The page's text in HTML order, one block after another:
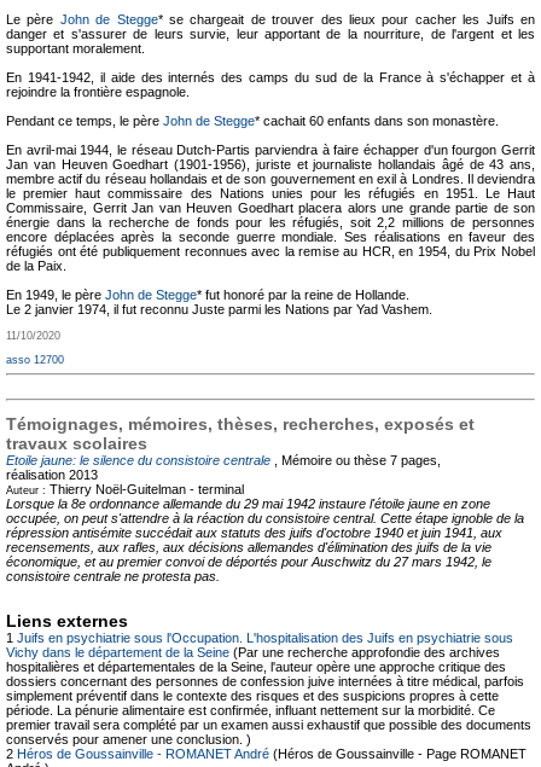
Le père John de Stegge* se chargeait de trouver des lieux pour cacher les Juifs en
danger et s'assurer de leurs survie, leur apportant de la nourriture, de l'argent et les
supportant moralement.
En 1941-1942, il aide des internés des camps du sud de la France à s'échapper et à
rejoindre la frontière espagnole.
Pendant ce temps, le père John de Stegge* cachait 60 enfants dans son monastère.
En avril-mai 1944, le réseau Dutch-Partis parviendra à faire échapper d'un fourgon Gerrit
Jan van Heuven Goedhart (1901-1956), juriste et journaliste hollandais âgé de 43 ans,
membre actif du réseau hollandais et de son gouvernement en exil à Londres. Il deviendra
le premier haut commissaire des Nations unies pour les réfugiés en 1951. Le Haut
Commissaire, Gerrit Jan van Heuven Goedhart placera alors une grande partie de son
énergie dans la recherche de fonds pour les réfugiés, soit 2,2 millions de personnes
encore déplacées après la seconde guerre mondiale. Ses réalisations en faveur des
réfugiés ont été publiquement reconnues avec la remise au HCR, en 1954, du Prix Nobel
de la Paix.
En 1949, le père John de Stegge* fut honoré par la reine de Hollande.
Le 2 janvier 1974, il fut reconnu Juste parmi les Nations par Yad Vashem.
11/10/2020
asso 12700
Témoignages, mémoires, thèses, recherches, exposés et
travaux scolaires
Etoile jaune: le silence du consistoire centrale , Mémoire ou thèse 7 pages,
réalisation 2013
Auteur : Thierry Noël-Guitelman - terminal
Lorsque la 8e ordonnance allemande du 29 mai 1942 instaure l'étoile jaune en zone
occupée, on peut s'attendre à la réaction du consistoire central. Cette étape ignoble de la
répression antisémite succédait aux statuts des juifs d'octobre 1940 et juin 1941, aux
recensements, aux rafles, aux décisions allemandes d'élimination des juifs de la vie
économique, et au premier convoi de déportés pour Auschwitz du 27 mars 1942, le
consistoire centrale ne protesta pas.
Liens externes
1 Juifs en psychiatrie sous l'Occupation. L'hospitalisation des Juifs en psychiatrie sous
Vichy dans le département de la Seine (Par une recherche approfondie des archives
hospitalières et départementales de la Seine, l'auteur opère une approche critique des
dossiers concernant des personnes de confession juive internées à titre médical, parfois
simplement préventif dans le contexte des risques et des suspicions propres à cette
période. La pénurie alimentaire est confirmée, influant nettement sur la morbidité. Ce
premier travail sera complété par un examen aussi exhaustif que possible des documents
conservés pour amener une conclusion. )
2 Héros de Goussainville - ROMANET André (Héros de Goussainville - Page ROMANET